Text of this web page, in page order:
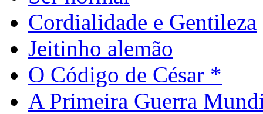
Cordialidade e Gentileza
Jeitinho alemão
O Código de César *
A Primeira Guerra